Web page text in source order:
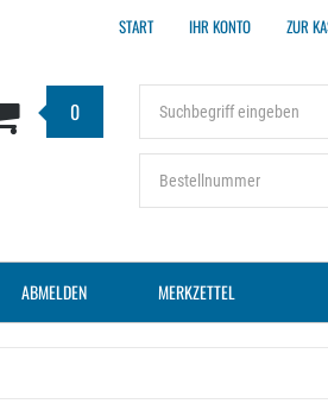
START IHR KONTO ZUR
0
ABMELDEN MERKZETTEL